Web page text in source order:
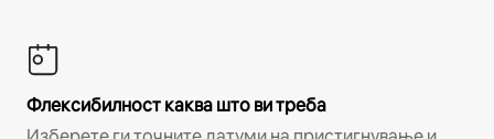
Флексибилност каква што ви треба